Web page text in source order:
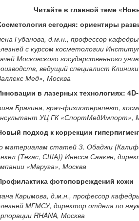
Читайте в главной теме
сегодня: ориентиры
Губанова, д.м.н., профессор
с курсом косметологии
Московского государственного
ведущий специалист
Мед», Москва
в лазерных технологиях:
Брагина, врач-физиотерапевт,
УЦ ГК «СпортМедИмпорт»,
подход к коррекции
материалам статей З. Обаджи
(Техас, США)) Инесса Саакян,
«Маруга», Москва
фотоповреждений кожи
Каримова, д.м.н., профессор
МГМСУ, директор отдела по
RHANA, Москва